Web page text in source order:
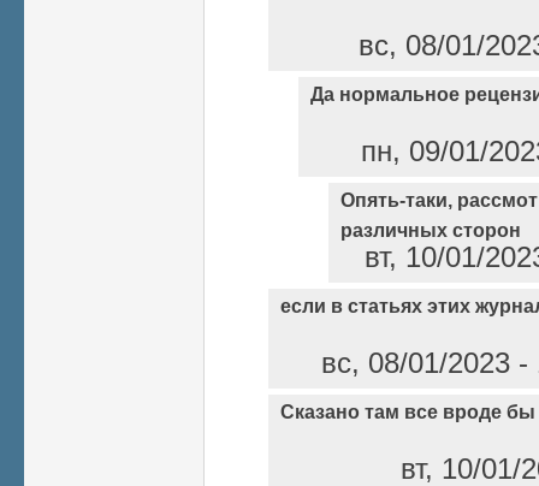
вс, 08/01/
Да нормальное
пн, 09/01/
Опять-таки,
различных сторон
вт, 10/01/
если в статьях этих
вс, 08/01/2023
Сказано там все вроде бы
вт, 10/01/